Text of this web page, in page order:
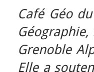
Café Géo
Géographie,
Grenoble
Elle a